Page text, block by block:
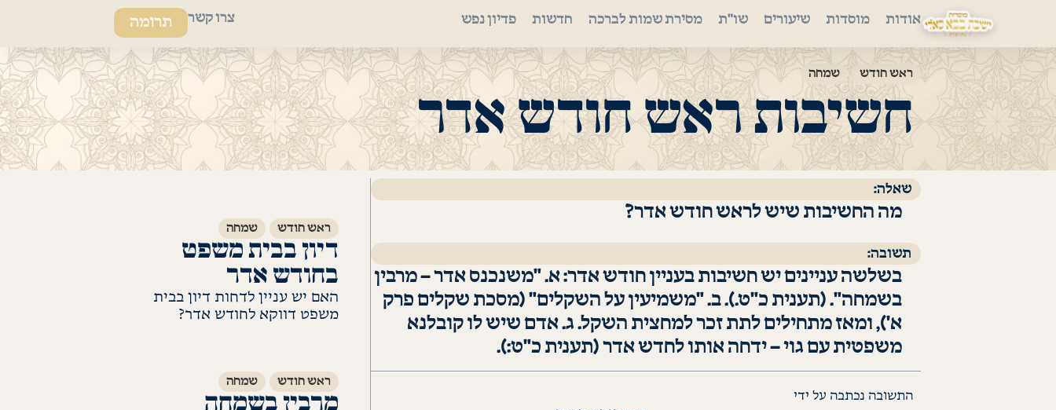
אודות מוסדות שיעורים שו"ת מסירת שמות לברכה חדשות פדיון נפש צרו קשר תרומה
ראש חודש שמחה
חשיבות ראש חודש אדר
שאלה:
מה החשיבות שיש לראש חודש אדר?
תשובה:
בשלשה עניינים יש חשיבות בעניין חודש אדר: א. "משנכנס אדר – מרבין
בשמחה". (תענית כ"ט.). ב. "משמיעין על השקלים" (מסכת שקלים פרק
א'), ומאז מתחילים לתת זכר למחצית השקל. ג. אדם שיש לו קובלנא
משפטית עם גוי – ידחה אותו לחדש אדר (תענית כ"ט:).
התשובה נכתבה על ידי
ראש חודש שמחה
דיון בבית משפט
בחודש אדר
האם יש עניין לדחות דיון בבית
משפט דווקא לחודש אדר?
ראש חודש שמחה
מרבין בשמחה